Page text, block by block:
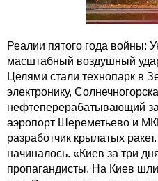
Реалии пятого года войны:
масштабный воздушный
Целями стали технопарк в
электронику,
нефтеперерабатывающий
аэропорт Шереметьево и
разработчик крылатых
начиналось. «Киев за три
пропагандисты. На Киев